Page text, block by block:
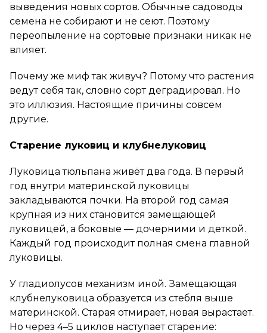
выведения новых сортов. Обычные садоводы
семена не собирают и не сеют. Поэтому
переопыление на сортовые признаки никак не
влияет.
Почему же миф так живуч? Потому что растения
ведут себя так, словно сорт деградировал. Но
это иллюзия. Настоящие причины совсем
другие.
Старение луковиц и клубнелуковиц
Луковица тюльпана живёт два года. В первый
год внутри материнской луковицы
закладываются почки. На второй год самая
крупная из них становится замещающей
луковицей, а боковые — дочерними и деткой.
Каждый год происходит полная смена главной
луковицы.
У гладиолусов механизм иной. Замещающая
клубнелуковица образуется из стебля выше
материнской. Старая отмирает, новая вырастает.
Но через 4–5 циклов наступает старение: